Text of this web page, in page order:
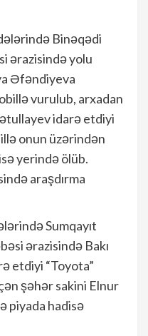
Binəqədi
ərazisində yolu
Əfəndiyeva
vurulub, arxadan
idarə etdiyi
onun üzərindən
yerində ölüb.
araşdırma
Sumqayıt
ərazisində Bakı
etdiyi “Toyota”
şəhər sakini Elnur
piyada hadisə